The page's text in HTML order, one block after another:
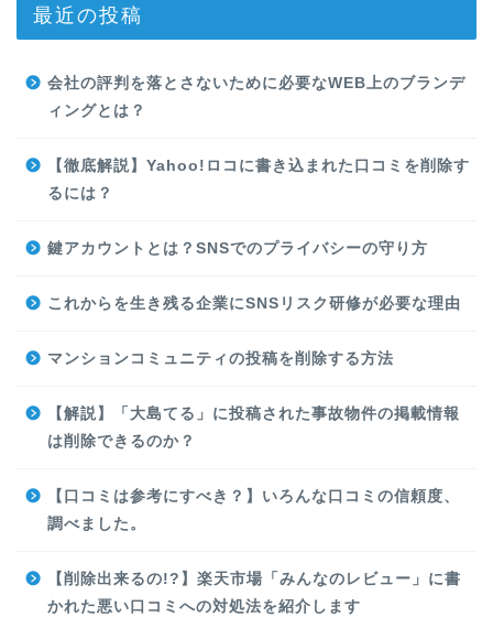
最近の投稿
会社の評判を落とさないために必要なWEB上のブランデ
ィングとは？
【徹底解説】Yahoo!ロコに書き込まれた口コミを削除す
るには？
鍵アカウントとは？SNSでのプライバシーの守り方
これからを生き残る企業にSNSリスク研修が必要な理由
マンションコミュニティの投稿を削除する方法
【解説】「大島てる」に投稿された事故物件の掲載情報
は削除できるのか？
【口コミは参考にすべき？】いろんな口コミの信頼度、
調べました。
【削除出来るの!?】楽天市場「みんなのレビュー」に書
かれた悪い口コミへの対処法を紹介します